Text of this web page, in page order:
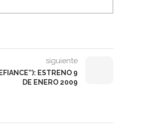
siguiente
ESTRENO 9
DE ENERO 2009